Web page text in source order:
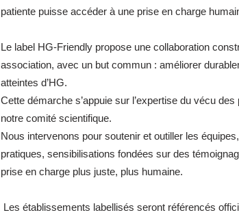
patiente puisse accéder à une prise en charge
Le label HG-Friendly propose une collaboration
association, avec un but commun : améliorer
atteintes d’HG.
Cette démarche s’appuie sur l’expertise du vécu
notre comité scientifique.
Nous intervenons pour soutenir et outiller les
pratiques, sensibilisations fondées sur des
prise en charge plus juste, plus humaine.
Les établissements labellisés seront référencés